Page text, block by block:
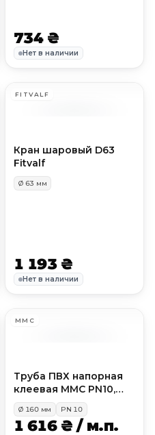
734 ₴
Нет в наличии
FITVALF
Кран шаровый D63
Fitvalf
Ø 63 мм
1 193 ₴
Нет в наличии
MMC
Труба ПВХ напорная
клеевая MMC PN10,
D160 мм
Ø 160мм PN 10
1 616 ₴ / м.п.